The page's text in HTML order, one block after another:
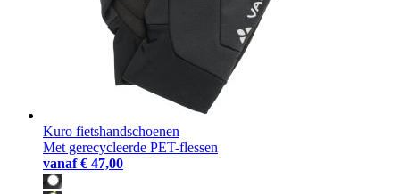
Kuro fietshandschoenen
Met gerecycleerde PET-flessen
vanaf € 47,00